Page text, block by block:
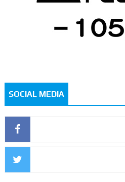
SOCIAL MEDIA